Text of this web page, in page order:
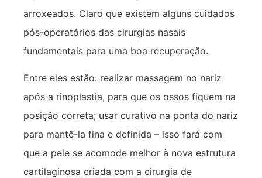
arroxeados. Claro que existem alguns cuidados
pós-operatórios das cirurgias nasais
fundamentais para uma boa recuperação.
Entre eles estão: realizar massagem no nariz
após a rinoplastia, para que os ossos fiquem na
posição correta; usar curativo na ponta do nariz
para mantê-la fina e definida – isso fará com
que a pele se acomode melhor à nova estrutura
cartilaginosa criada com a cirurgia de